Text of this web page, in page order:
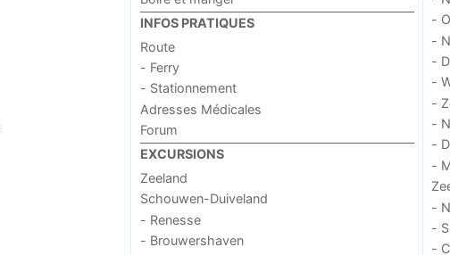
INFOS PRATIQUES
Route
- Ferry
- Stationnement
Adresses Médicales
Forum
EXCURSIONS
Zeeland
Schouwen-Duiveland
- Renesse
- Brouwershaven
-
-
-
-
-
-
-
-
-
-
-